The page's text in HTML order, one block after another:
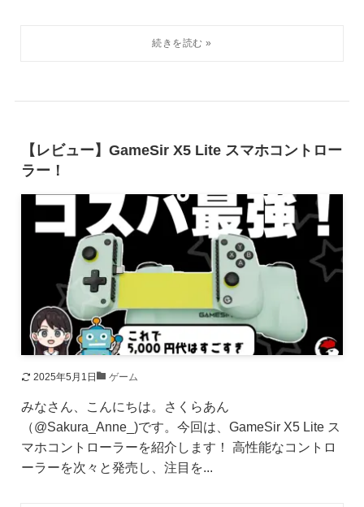
【レビュー】GameSir X5 Lite スマホコントロー
ラー！
2025年5月1日 ゲーム
みなさん、こんにちは。さくらあん
（@Sakura_Anne_)です。今回は、GameSir X5 Lite ス
マホコントローラーを紹介します！ 高性能なコントロ
ーラーを次々と発売し、注目を...